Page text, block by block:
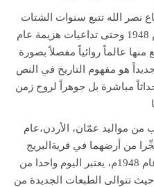
u
a
n
t
i
نصر الله تتبع سنوات الشتات
الفلسطيني منذ الخروج الأول عام 1948 وحتى تداعيات هزيمة عام
منها عالماً روائياً مفصلاً بصورة
جديداً هو مفهوم التاريخ في النص
مباشرة بل جوهراً لروح زمن
مواليد عمّان، الأردن،عام
هُجِّرا من أرضهما في قريةالبريج
(فلسطين)،28 كم غربي القدس عام 1948م، يعتبر اليوم واحدا من
حيث تتوالى الطبعات الجديدة من